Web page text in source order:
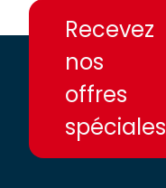
access.fr
access.fr
Recevez
nos
offres
spéciales